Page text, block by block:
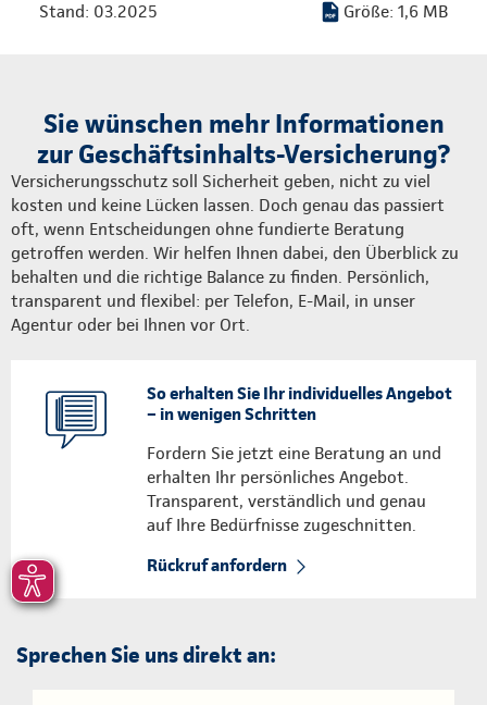
Stand: 03.2025 Größe: 1,6 MB
Sie wünschen mehr Informationen
zur Geschäftsinhalts-Versicherung?
Versicherungsschutz soll Sicherheit geben, nicht zu viel
kosten und keine Lücken lassen. Doch genau das passiert
oft, wenn Entscheidungen ohne fundierte Beratung
getroffen werden. Wir helfen Ihnen dabei, den Überblick zu
behalten und die richtige Balance zu finden. Persönlich,
transparent und flexibel: per Telefon, E-Mail, in unser
Agentur oder bei Ihnen vor Ort.
So erhalten Sie Ihr individuelles Angebot
– in wenigen Schritten
Fordern Sie jetzt eine Beratung an und
erhalten Ihr persönliches Angebot.
Transparent, verständlich und genau
auf Ihre Bedürfnisse zugeschnitten.
Rückruf anfordern
Sprechen Sie uns direkt an: